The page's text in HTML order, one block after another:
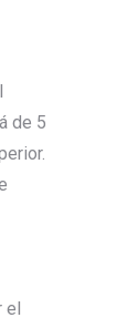
de 5
el